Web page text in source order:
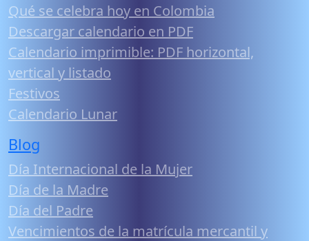
Qué se celebra hoy en Colombia
Descargar calendario en PDF
Calendario imprimible: PDF horizontal,
vertical y listado
Festivos
Calendario Lunar
Blog
Día Internacional de la Mujer
Día de la Madre
Día del Padre
Vencimientos de la matrícula mercantil y